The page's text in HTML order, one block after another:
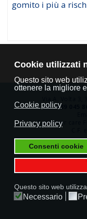
Cookie utilizzati
Questo sito web
ottenere la migliore
Cookie policy
Privacy policy
Consenti cookie
Questo sito web
Necessario
gomito i più a
Tel.+39 045
Customer care